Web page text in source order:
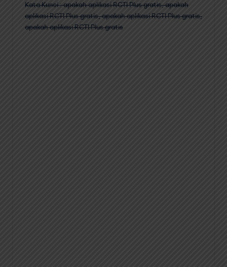
Kata Kunci : apakah aplikasi RCTI Plus gratis, apakah
aplikasi RCTI Plus gratis, apakah aplikasi RCTI Plus gratis,
apakah aplikasi RCTI Plus gratis